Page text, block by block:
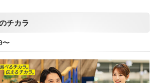
チカラ
〜